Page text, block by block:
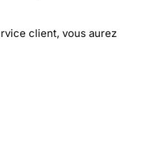
client, vous aurez